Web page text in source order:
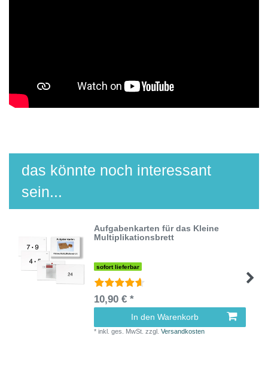
das könnte noch interessant
sein...
Aufgabenkarten für das Kleine
Multiplikationsbrett
sofort lieferbar
10,90 € *
In den Warenkorb
*inkl. ges. MwSt. zzgl.Versandkosten